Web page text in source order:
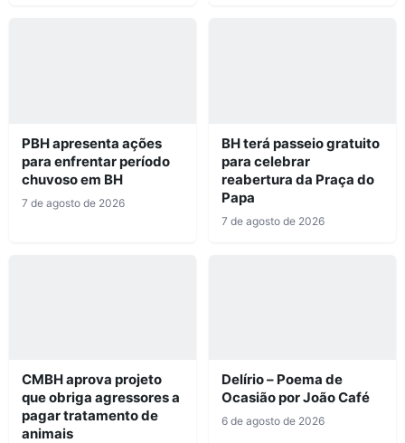
PBH apresenta ações
para enfrentar período
chuvoso em BH
7 de agosto de 2026
BH terá passeio gratuito
para celebrar
reabertura da Praça do
Papa
7 de agosto de 2026
CMBH aprova projeto
que obriga agressores a
pagar tratamento de
animais
Delírio – Poema de
Ocasião por João Café
6 de agosto de 2026